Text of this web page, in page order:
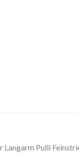
Pulli